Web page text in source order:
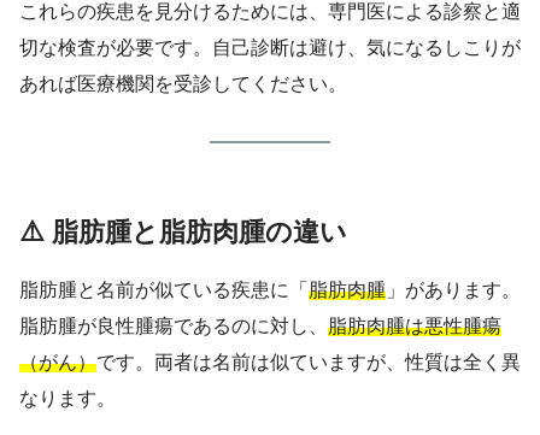
これらの疾患を見分けるためには、専門医による診察と適
切な検査が必要です。自己診断は避け、気になるしこりが
あれば医療機関を受診してください。
⚠️ 脂肪腫と脂肪肉腫の違い
脂肪腫と名前が似ている疾患に「 脂肪肉腫 」があります。
脂肪腫が良性腫瘍であるのに対し、 脂肪肉腫は悪性腫瘍
（がん）です。両者は名前は似ていますが、性質は全く異
なります。